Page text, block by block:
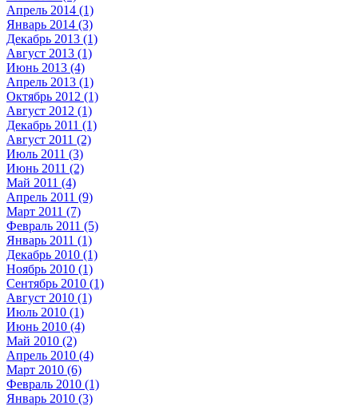
Апрель 2014 (1)
Январь 2014 (3)
Декабрь 2013 (1)
Август 2013 (1)
Июнь 2013 (4)
Апрель 2013 (1)
Октябрь 2012 (1)
Август 2012 (1)
Декабрь 2011 (1)
Август 2011 (2)
Июль 2011 (3)
Июнь 2011 (2)
Май 2011 (4)
Апрель 2011 (9)
Март 2011 (7)
Февраль 2011 (5)
Январь 2011 (1)
Декабрь 2010 (1)
Ноябрь 2010 (1)
Сентябрь 2010 (1)
Август 2010 (1)
Июль 2010 (1)
Июнь 2010 (4)
Май 2010 (2)
Апрель 2010 (4)
Март 2010 (6)
Февраль 2010 (1)
Январь 2010 (3)